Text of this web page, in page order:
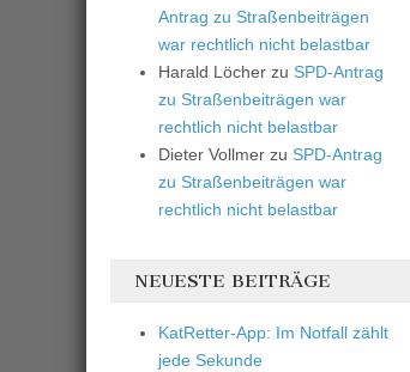
Antrag zu Straßenbeiträgen
war rechtlich nicht belastbar
Harald Löcher zu SPD-Antrag
zu Straßenbeiträgen war
rechtlich nicht belastbar
Dieter Vollmer zu SPD-Antrag
zu Straßenbeiträgen war
rechtlich nicht belastbar
NEUESTE BEITRÄGE
KatRetter-App: Im Notfall zählt
jede Sekunde